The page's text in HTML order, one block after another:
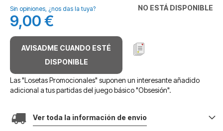
de
la
galería
de
imágenes
NO ESTÁ DISPONIBLE
Sin opiniones, ¿nos das la tuya?
9,00 €
AVISADME CUANDO ESTÉ
DISPONIBLE
Las "Losetas Promocionales" suponen un interesante añadido
adicional a tus partidas del juego básico "Obsesión".
Ver toda la información de envio